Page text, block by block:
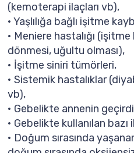
(kemoterapi ilaçları vb),
• Yaşlılığa bağlı işitme
• Meniere hastalığı
dönmesi, uğultu olması),
• İşitme siniri tümörleri,
• Sistemik hastalıklar
vb),
• Gebelikte annenin
• Gebelikte kullanılan bazı
• Doğum sırasında